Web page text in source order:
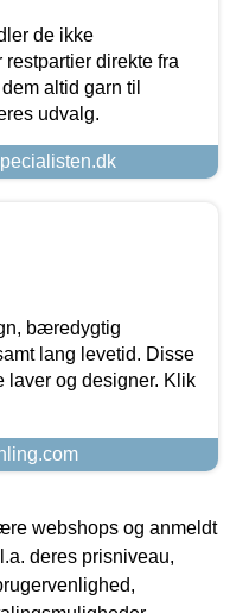
de ikke
direkte fra
altid garn til
udvalg.
bæredygtig
lang levetid. Disse
laver og designer. Klik
webshops og anmeldt
deres prisniveau,